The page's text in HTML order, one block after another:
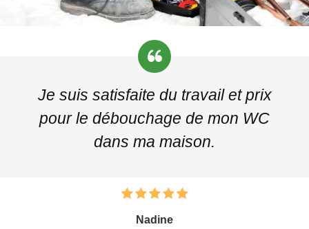
Je suis satisfaite du travail et prix
pour le débouchage de mon WC
dans ma maison.
Nadine